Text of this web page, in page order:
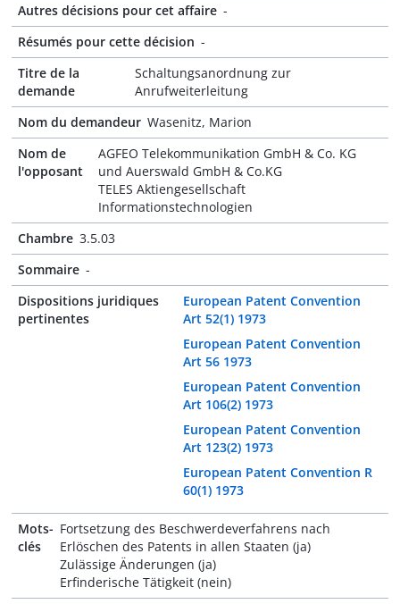
Autres décisions pour cet affaire -
Résumés pour cette décision -
Titre de la
demande
Schaltungsanordnung zur
Anrufweiterleitung
Nom du demandeur Wasenitz, Marion
Nom de
l'opposant
AGFEO Telekommunikation GmbH & Co. KG
und Auerswald GmbH & Co.KG
TELES Aktiengesellschaft
Informationstechnologien
Chambre 3.5.03
Sommaire -
Dispositions juridiques
pertinentes
European Patent Convention
Art 52(1) 1973
European Patent Convention
Art 56 1973
European Patent Convention
Art 106(2) 1973
European Patent Convention
Art 123(2) 1973
European Patent Convention R
60(1) 1973
Mots-
clés
Fortsetzung des Beschwerdeverfahrens nach
Erlöschen des Patents in allen Staaten (ja)
Zulässige Änderungen (ja)
Erfinderische Tätigkeit (nein)